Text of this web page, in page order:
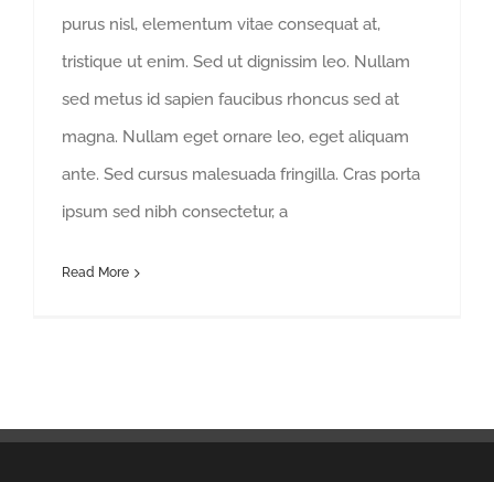
purus nisl, elementum vitae consequat at,
tristique ut enim. Sed ut dignissim leo. Nullam
sed metus id sapien faucibus rhoncus sed at
magna. Nullam eget ornare leo, eget aliquam
ante. Sed cursus malesuada fringilla. Cras porta
ipsum sed nibh consectetur, a
Read More